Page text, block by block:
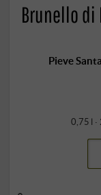
Brunello di
Pieve
0,75 l